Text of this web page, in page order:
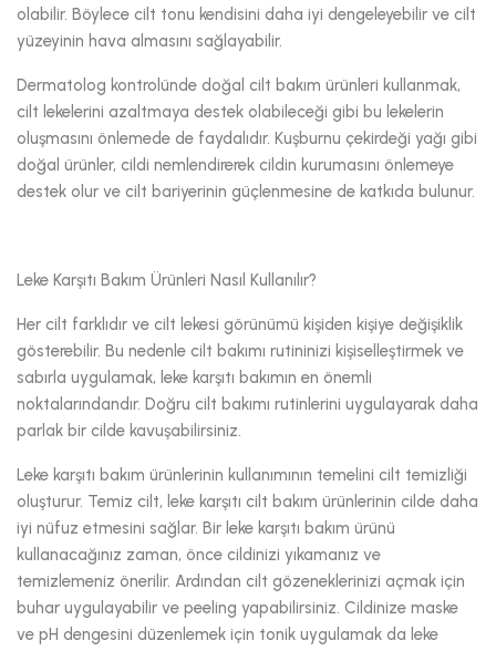
olabilir. Böylece cilt tonu kendisini daha iyi dengeleyebilir ve cilt
yüzeyinin hava almasını sağlayabilir.
Dermatolog kontrolünde doğal cilt bakım ürünleri kullanmak,
cilt lekelerini azaltmaya destek olabileceği gibi bu lekelerin
oluşmasını önlemede de faydalıdır. Kuşburnu çekirdeği yağı gibi
doğal ürünler, cildi nemlendirerek cildin kurumasını önlemeye
destek olur ve cilt bariyerinin güçlenmesine de katkıda bulunur.
Leke Karşıtı Bakım Ürünleri Nasıl Kullanılır?
Her cilt farklıdır ve cilt lekesi görünümü kişiden kişiye değişiklik
gösterebilir. Bu nedenle cilt bakımı rutininizi kişiselleştirmek ve
sabırla uygulamak, leke karşıtı bakımın en önemli
noktalarındandır. Doğru cilt bakımı rutinlerini uygulayarak daha
parlak bir cilde kavuşabilirsiniz.
Leke karşıtı bakım ürünlerinin kullanımının temelini cilt temizliği
oluşturur. Temiz cilt, leke karşıtı cilt bakım ürünlerinin cilde daha
iyi nüfuz etmesini sağlar. Bir leke karşıtı bakım ürünü
kullanacağınız zaman, önce cildinizi yıkamanız ve
temizlemeniz önerilir. Ardından cilt gözeneklerinizi açmak için
buhar uygulayabilir ve peeling yapabilirsiniz. Cildinize maske
ve pH dengesini düzenlemek için tonik uygulamak da leke